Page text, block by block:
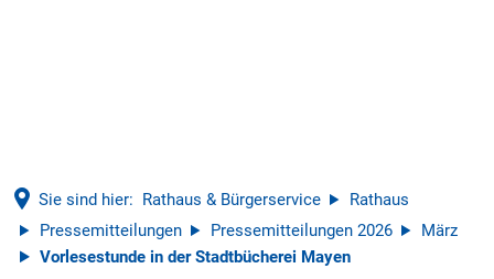
Sie sind hier: Rathaus & Bürgerservice
Rathaus
Pressemitteilungen
Pressemitteilungen 2026
März
Vorlesestunde in der Stadtbücherei Mayen